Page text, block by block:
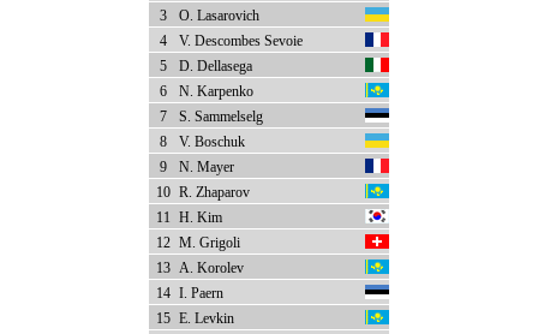
3
O. Lasarovich
4
V. Descombes Sevoie
5
D. Dellasega
6
N. Karpenko
7
S. Sammelselg
8
V. Boschuk
9
N. Mayer
10 R. Zhaparov
11 H. Kim
12 M. Grigoli
13 A. Korolev
14 I. Paern
15 E. Levkin